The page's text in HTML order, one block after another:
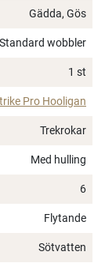
Gädda, Gös
Standard wobbler
1 st
Pro Hooligan
Trekrokar
Med hulling
6
Flytande
Sötvatten